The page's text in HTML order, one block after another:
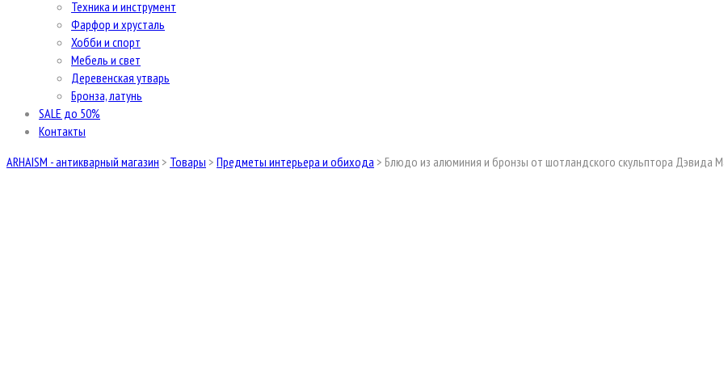
Техника и инструмент
Фарфор и хрусталь
Хобби и спорт
Мебель и свет
Деревенская утварь
Бронза, латунь
SALE до 50%
Контакты
ARHAISM - антикварный магазин > Товары > Предметы интерьера и обихода > Блюдо из алюминия и бронзы от шотландского скульптора Дэвида